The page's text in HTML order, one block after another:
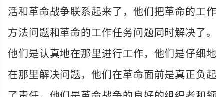
活和革命战争联系起来了，他们把革命的工作
方法问题和革命的工作任务问题同时解决了。
他们是认真地在那里进行工作，他们是仔细地
在那里解决问题，他们在革命面前是真正负起